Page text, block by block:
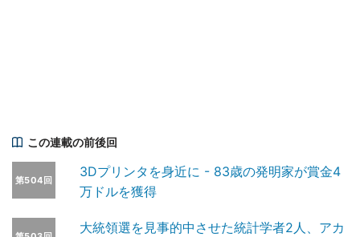
この連載の前後回
第504回
3Dプリンタを身近に - 83歳の発明家が賞金4
万ドルを獲得
大統領選を見事的中させた統計学者2人、アカ